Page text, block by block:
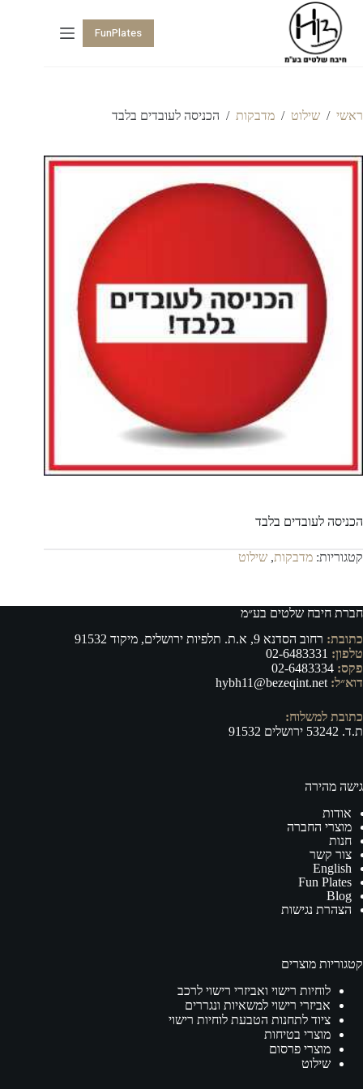
FunPlates
ראשי / שילוט / מדבקות / הכניסה לעובדים בלבד
הכניסה לעובדים בלבד
קטגוריות: מדבקות, שילוט
חברת חיבח שלטים בע״מ
כתובת: רחוב הסדנא 9, א.ת. תלפיות ירושלים, מיקוד 91532
טלפון: 02-6483331
פקס:
דוא״ל: hybh11@bezeqint.net
כתובת למשלוח:
ת.ד. 53242 ירושלים 91532
גישה מהירה
אודות
מוצרי החברה
חנות
צור קשר
English
Fun Plates
Blog
הצהרת נגישות
קטגוריות מוצרים
לוחיות רישוי ואביזרי רישוי לרכב
אביזרי רישוי למשאיות ונגררים
ציוד לתחנות הטבעת לוחיות רישוי
מוצרי בטיחות
מוצרי פרסום
שילוט